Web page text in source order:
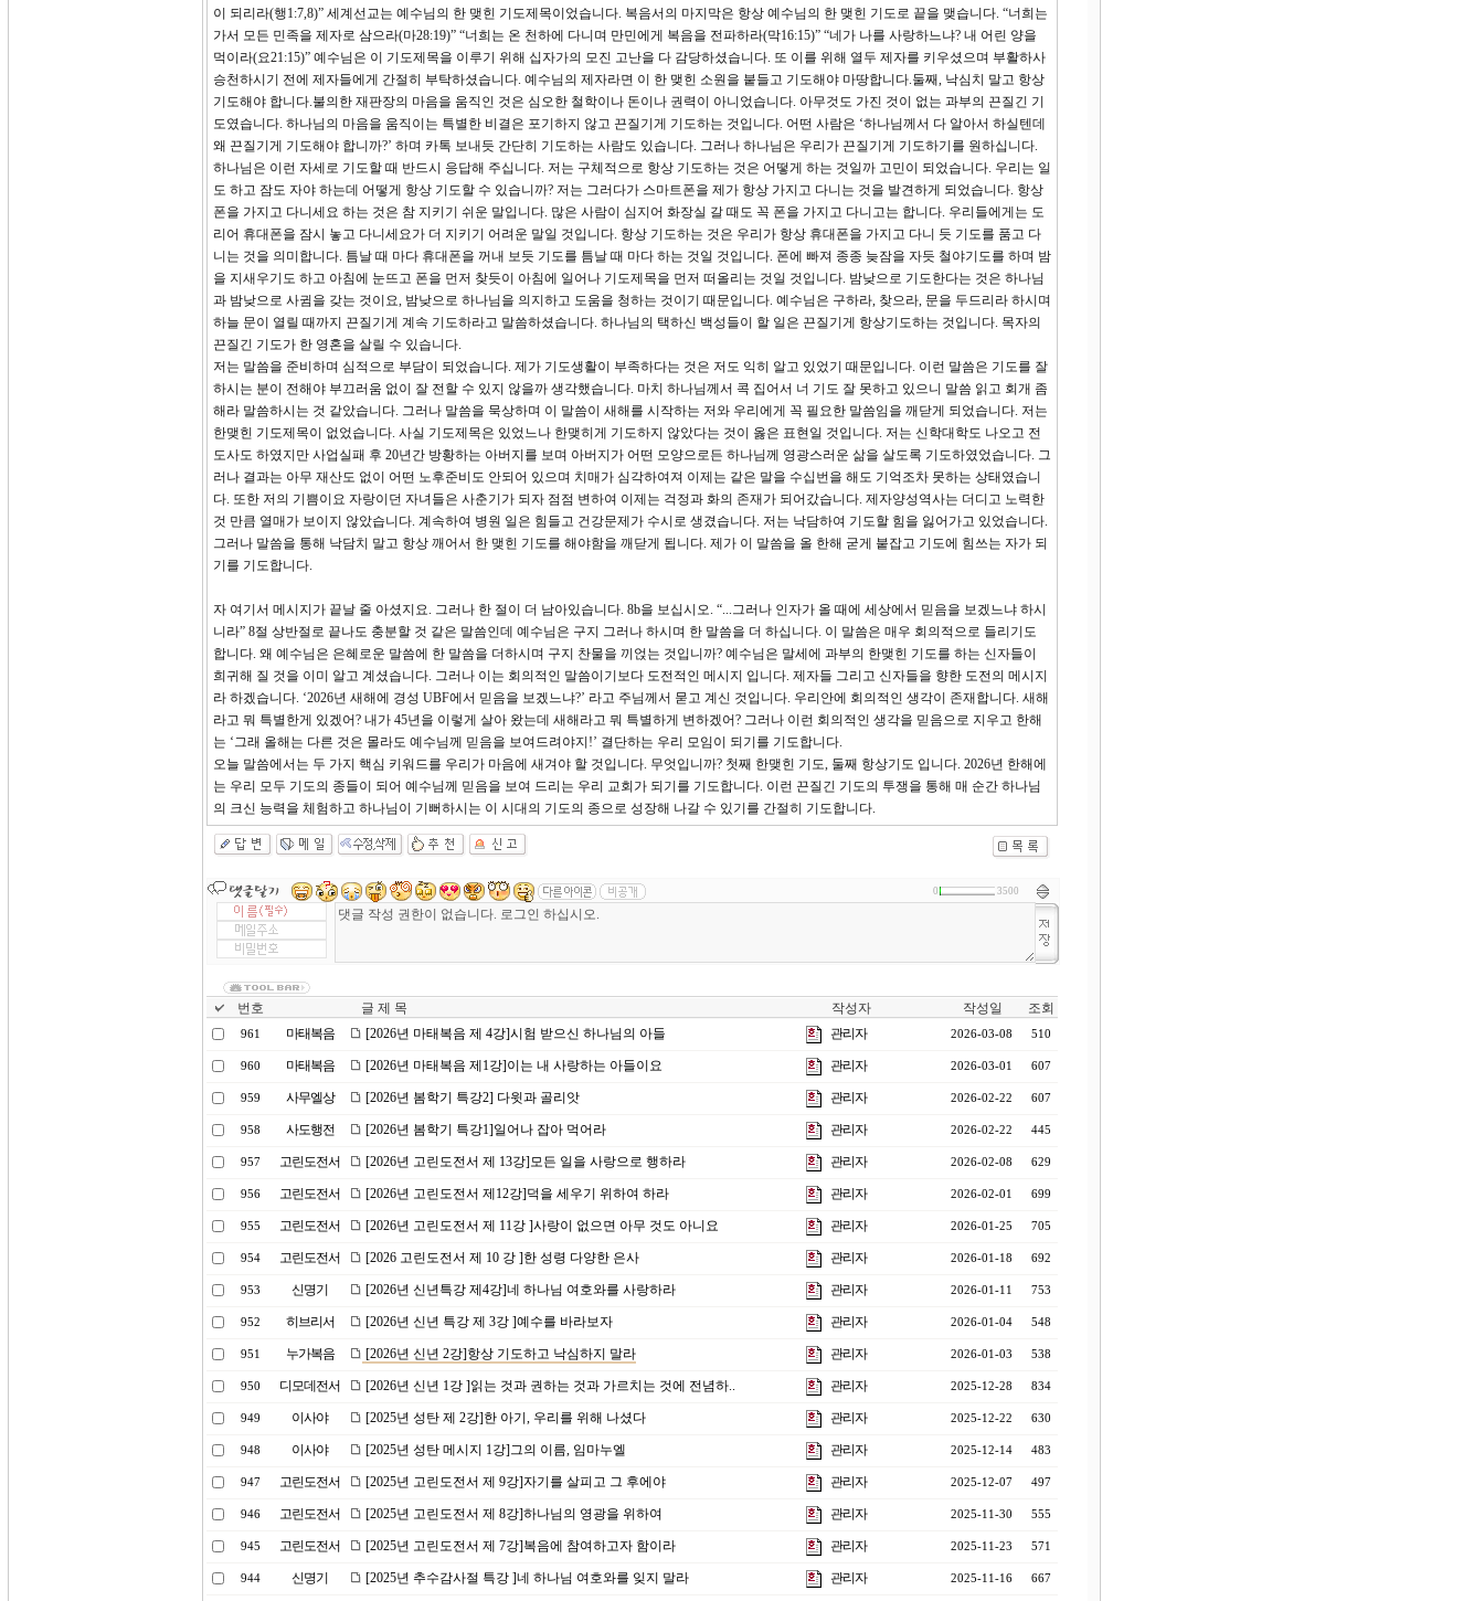
이 되리라(행1:7,8)” 세계선교는 예수님의 한 맺힌 기도제목이었습니다. 복음서의 마지막은 항상 예수님의 한 맺힌 기도로 끝을 맺습니다. “너희는
가서 모든 민족을 제자로 삼으라(마28:19)” “너희는 온 천하에 다니며 만민에게 복음을 전파하라(막16:15)” “네가 나를 사랑하느냐? 내 어린 양을
먹이라(요21:15)” 예수님은 이 기도제목을 이루기 위해 십자가의 모진 고난을 다 감당하셨습니다. 또 이를 위해 열두 제자를 키우셨으며 부활하사
승천하시기 전에 제자들에게 간절히 부탁하셨습니다. 예수님의 제자라면 이 한 맺힌 소원을 붙들고 기도해야 마땅합니다.둘째, 낙심치 말고 항상
기도해야 합니다.불의한 재판장의 마음을 움직인 것은 심오한 철학이나 돈이나 권력이 아니었습니다. 아무것도 가진 것이 없는 과부의 끈질긴 기
도였습니다. 하나님의 마음을 움직이는 특별한 비결은 포기하지 않고 끈질기게 기도하는 것입니다. 어떤 사람은 ‘하나님께서 다 알아서 하실텐데
왜 끈질기게 기도해야 합니까?’ 하며 카톡 보내듯 간단히 기도하는 사람도 있습니다. 그러나 하나님은 우리가 끈질기게 기도하기를 원하십니다.
하나님은 이런 자세로 기도할 때 반드시 응답해 주십니다. 저는 구체적으로 항상 기도하는 것은 어떻게 하는 것일까 고민이 되었습니다. 우리는 일
도 하고 잠도 자야 하는데 어떻게 항상 기도할 수 있습니까? 저는 그러다가 스마트폰을 제가 항상 가지고 다니는 것을 발견하게 되었습니다. 항상
폰을 가지고 다니세요 하는 것은 참 지키기 쉬운 말입니다. 많은 사람이 심지어 화장실 갈 때도 꼭 폰을 가지고 다니고는 합니다. 우리들에게는 도
리어 휴대폰을 잠시 놓고 다니세요가 더 지키기 어려운 말일 것입니다. 항상 기도하는 것은 우리가 항상 휴대폰을 가지고 다니 듯 기도를 품고 다
니는 것을 의미합니다. 틈날 때 마다 휴대폰을 꺼내 보듯 기도를 틈날 때 마다 하는 것일 것입니다. 폰에 빠져 종종 늦잠을 자듯 철야기도를 하며 밤
을 지새우기도 하고 아침에 눈뜨고 폰을 먼저 찾듯이 아침에 일어나 기도제목을 먼저 떠올리는 것일 것입니다. 밤낮으로 기도한다는 것은 하나님
과 밤낮으로 사귐을 갖는 것이요, 밤낮으로 하나님을 의지하고 도움을 청하는 것이기 때문입니다. 예수님은 구하라, 찾으라, 문을 두드리라 하시며
하늘 문이 열릴 때까지 끈질기게 계속 기도하라고 말씀하셨습니다. 하나님의 택하신 백성들이 할 일은 끈질기게 항상기도하는 것입니다. 목자의
끈질긴 기도가 한 영혼을 살릴 수 있습니다.
저는 말씀을 준비하며 심적으로 부담이 되었습니다. 제가 기도생활이 부족하다는 것은 저도 익히 알고 있었기 때문입니다. 이런 말씀은 기도를 잘
하시는 분이 전해야 부끄러움 없이 잘 전할 수 있지 않을까 생각했습니다. 마치 하나님께서 콕 집어서 너 기도 잘 못하고 있으니 말씀 읽고 회개 좀
해라 말씀하시는 것 같았습니다. 그러나 말씀을 묵상하며 이 말씀이 새해를 시작하는 저와 우리에게 꼭 필요한 말씀임을 깨닫게 되었습니다. 저는
한맺힌 기도제목이 없었습니다. 사실 기도제목은 있었느나 한맺히게 기도하지 않았다는 것이 옳은 표현일 것입니다. 저는 신학대학도 나오고 전
도사도 하였지만 사업실패 후 20년간 방황하는 아버지를 보며 아버지가 어떤 모양으로든 하나님께 영광스러운 삶을 살도록 기도하였었습니다. 그
러나 결과는 아무 재산도 없이 어떤 노후준비도 안되어 있으며 치매가 심각하여져 이제는 같은 말을 수십번을 해도 기억조차 못하는 상태였습니
다. 또한 저의 기쁨이요 자랑이던 자녀들은 사춘기가 되자 점점 변하여 이제는 걱정과 화의 존재가 되어갔습니다. 제자양성역사는 더디고 노력한
것 만큼 열매가 보이지 않았습니다. 계속하여 병원 일은 힘들고 건강문제가 수시로 생겼습니다. 저는 낙담하여 기도할 힘을 잃어가고 있었습니다.
그러나 말씀을 통해 낙담치 말고 항상 깨어서 한 맺힌 기도를 해야함을 깨닫게 됩니다. 제가 이 말씀을 올 한해 굳게 붙잡고 기도에 힘쓰는 자가 되
기를 기도합니다.
자 여기서 메시지가 끝날 줄 아셨지요. 그러나 한 절이 더 남아있습니다. 8b을 보십시오. “...그러나 인자가 올 때에 세상에서 믿음을 보겠느냐 하시
니라” 8절 상반절로 끝나도 충분할 것 같은 말씀인데 예수님은 구지 그러나 하시며 한 말씀을 더 하십니다. 이 말씀은 매우 회의적으로 들리기도
합니다. 왜 예수님은 은혜로운 말씀에 한 말씀을 더하시며 구지 찬물을 끼얹는 것입니까? 예수님은 말세에 과부의 한맺힌 기도를 하는 신자들이
희귀해 질 것을 이미 알고 계셨습니다. 그러나 이는 회의적인 말씀이기보다 도전적인 메시지 입니다. 제자들 그리고 신자들을 향한 도전의 메시지
라 하겠습니다. ‘2026년 새해에 경성 UBF에서 믿음을 보겠느냐?’ 라고 주님께서 묻고 계신 것입니다. 우리안에 회의적인 생각이 존재합니다. 새해
라고 뭐 특별한게 있겠어? 내가 45년을 이렇게 살아 왔는데 새해라고 뭐 특별하게 변하겠어? 그러나 이런 회의적인 생각을 믿음으로 지우고 한해
는 ‘그래 올해는 다른 것은 몰라도 예수님께 믿음을 보여드려야지!’ 결단하는 우리 모임이 되기를 기도합니다.
오늘 말씀에서는 두 가지 핵심 키워드를 우리가 마음에 새겨야 할 것입니다. 무엇입니까? 첫째 한맺힌 기도, 둘째 항상기도 입니다. 2026년 한해에
는 우리 모두 기도의 종들이 되어 예수님께 믿음을 보여 드리는 우리 교회가 되기를 기도합니다. 이런 끈질긴 기도의 투쟁을 통해 매 순간 하나님
의 크신 능력을 체험하고 하나님이 기뻐하시는 이 시대의 기도의 종으로 성장해 나갈 수 있기를 간절히 기도합니다.
0 3500
번호 글 제 목 작성자 작성일 조회
961 마태복음 [2026년 마태복음 제 4강]시험 받으신 하나님의 아들 관리자 2026-03-08 510
960 마태복음 [2026년 마태복음 제1강]이는 내 사랑하는 아들이요 관리자 2026-03-01 607
959 사무엘상 [2026년 봄학기 특강2] 다윗과 골리앗 관리자 2026-02-22 607
958 사도행전 [2026년 봄학기 특강1]일어나 잡아 먹어라 관리자 2026-02-22 445
957 고린도전서 [2026년 고린도전서 제 13강]모든 일을 사랑으로 행하라 관리자 2026-02-08 629
956 고린도전서 [2026년 고린도전서 제12강]덕을 세우기 위하여 하라 관리자 2026-02-01 699
955 고린도전서 [2026년 고린도전서 제 11강 ]사랑이 없으면 아무 것도 아니요 관리자 2026-01-25 705
954 고린도전서 [2026 고린도전서 제 10 강 ]한 성령 다양한 은사 관리자 2026-01-18 692
953 신명기 [2026년 신년특강 제4강]네 하나님 여호와를 사랑하라 관리자 2026-01-11 753
952 히브리서 [2026년 신년 특강 제 3강 ]예수를 바라보자 관리자 2026-01-04 548
951 누가복음 [2026년 신년 2강]항상 기도하고 낙심하지 말라 관리자 2026-01-03 538
950 디모데전서 [2026년 신년 1강 ]읽는 것과 권하는 것과 가르치는 것에 전념하.. 관리자 2025-12-28 834
949 이사야 [2025년 성탄 제 2강]한 아기, 우리를 위해 나셨다 관리자 2025-12-22 630
948 이사야 [2025년 성탄 메시지 1강]그의 이름, 임마누엘 관리자 2025-12-14 483
947 고린도전서 [2025년 고린도전서 제 9강]자기를 살피고 그 후에야 관리자 2025-12-07 497
946 고린도전서 [2025년 고린도전서 제 8강]하나님의 영광을 위하여 관리자 2025-11-30 555
945 고린도전서 [2025년 고린도전서 제 7강]복음에 참여하고자 함이라 관리자 2025-11-23 571
944 신명기 [2025년 추수감사절 특강 ]네 하나님 여호와를 잊지 말라 관리자 2025-11-16 667